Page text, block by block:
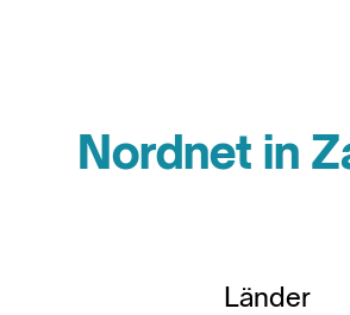
Nordnet in
Länder